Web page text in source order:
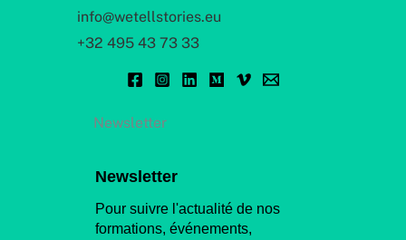
info@wetellstories.eu
+32 495 43 73 33
Newsletter
Newsletter
Pour suivre l'actualité de nos
formations, événements,